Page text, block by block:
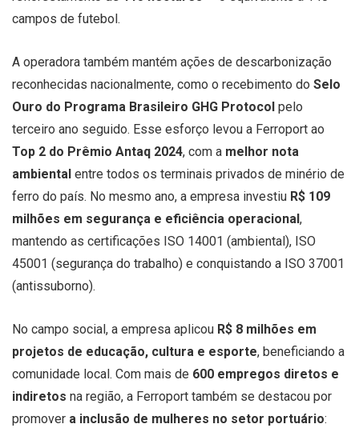
campos de futebol.
A operadora também mantém ações de descarbonização
reconhecidas nacionalmente, como o recebimento do Selo
Ouro do Programa Brasileiro GHG Protocol pelo
terceiro ano seguido. Esse esforço levou a Ferroport ao
Top 2 do Prêmio Antaq 2024, com a melhor nota
ambiental entre todos os terminais privados de minério de
ferro do país. No mesmo ano, a empresa investiu R$ 109
milhões em segurança e eficiência operacional,
mantendo as certificações ISO 14001 (ambiental), ISO
45001 (segurança do trabalho) e conquistando a ISO 37001
(antissuborno).
No campo social, a empresa aplicou R$ 8 milhões em
projetos de educação, cultura e esporte, beneficiando a
comunidade local. Com mais de 600 empregos diretos e
indiretos na região, a Ferroport também se destacou por
promover a inclusão de mulheres no setor portuário: